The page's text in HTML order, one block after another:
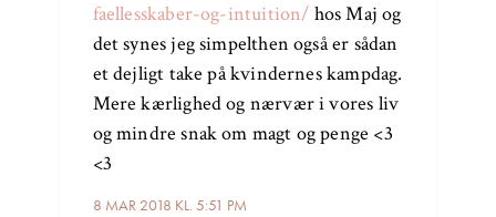
8 MAR 2018 KL. 5:51 PM
faellesskaber-og-intuition/ hos Maj og
det synes jeg simpelthen også er sådan
et dejligt take på kvindernes kampdag.
Mere kærlighed og nærvær i vores liv
og mindre snak om magt og penge <3
<3